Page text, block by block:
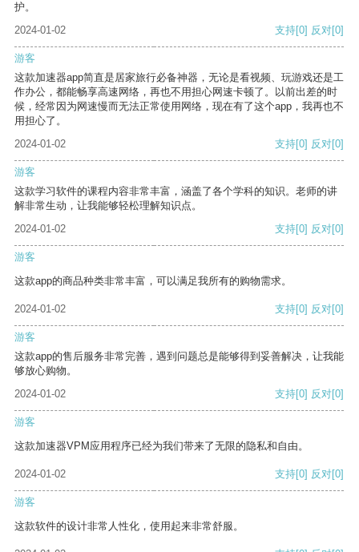
护。
2024-01-02
支持[0] 反对[0]
游客
这款加速器app简直是居家旅行必备神器，无论是看视频、玩游戏还是工
作办公，都能畅享高速网络，再也不用担心网速卡顿了。以前出差的时
候，经常因为网速慢而无法正常使用网络，现在有了这个app，我再也不
用担心了。
2024-01-02
支持[0] 反对[0]
游客
这款学习软件的课程内容非常丰富，涵盖了各个学科的知识。老师的讲
解非常生动，让我能够轻松理解知识点。
2024-01-02
支持[0] 反对[0]
游客
这款app的商品种类非常丰富，可以满足我所有的购物需求。
2024-01-02 支持[0] 反对[0]
游客
这款app的售后服务非常完善，遇到问题总是能够得到妥善解决，让我能
够放心购物。
2024-01-02
支持[0] 反对[0]
游客
这款加速器VPM应用程序已经为我们带来了无限的隐私和自由。
2024-01-02 支持[0] 反对[0]
游客
这款软件的设计非常人性化，使用起来非常舒服。